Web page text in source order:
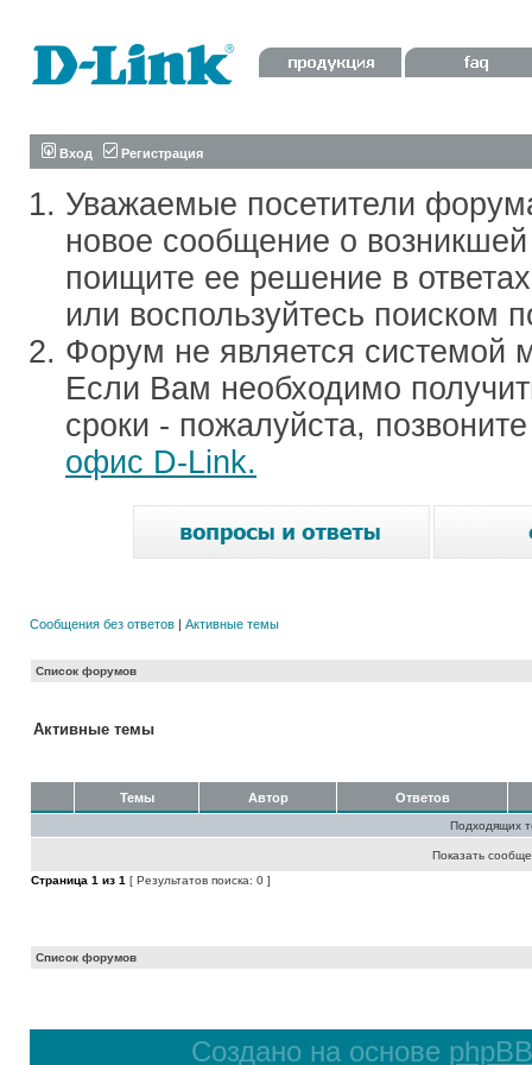
Вход Регистрация
Уважаемые посетители
новое сообщение о
поищите ее решение в
или воспользуйтесь поиском
Форум не является системой
Если Вам необходимо
сроки - пожалуйста,
офис D-Link.
Сообщения без ответов | Активные темы
Список форумов
Активные темы
Темы Автор Ответов
Подходящих
Показать
Страница 1 из 1 [ Результатов поиска: 0 ]
Список форумов
Создано на основе phpBB